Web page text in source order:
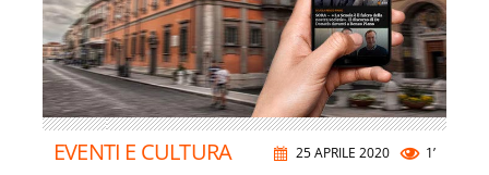
25 APRILE 2020 1’
EVENTI E CULTURA